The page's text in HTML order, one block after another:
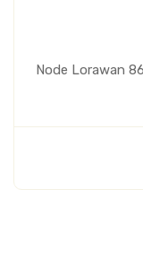
Node Lorawan